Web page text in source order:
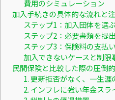
費用のシミュレーション
加入手続きの具体的な流れと
ステップ1：加入団体を選ぶ
ステップ2：必要書類を提
ステップ3：保険料の支払
加入できないケースと制限
民間保険と比較した際の圧倒
1. 更新拒否がなく、一生涯
2. インフレに強い年金スラ